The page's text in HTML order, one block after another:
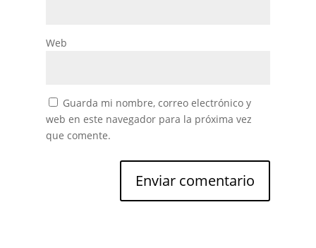
Web
Guarda mi nombre, correo electrónico y
web en este navegador para la próxima vez
que comente.